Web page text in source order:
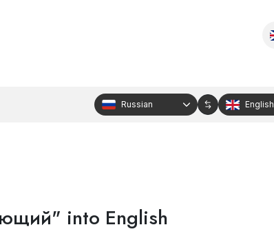
Russian English
into English